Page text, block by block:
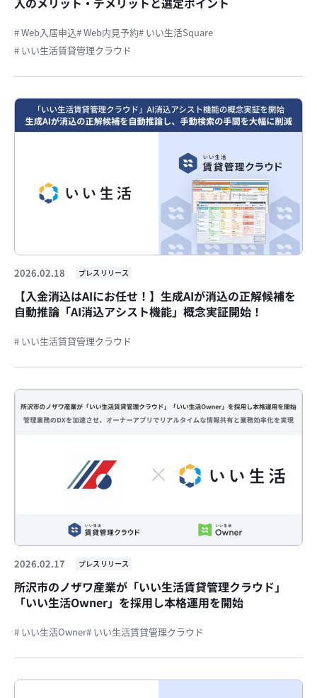
# Web入居申込# Web内見予約# いい生活Square
# いい生活賃貸管理クラウド
2026.02.18 プレスリリース
【入金消込はAIにお任せ！】生成AIが消込の正解候補を
自動推論「AI消込アシスト機能」概念実証開始！
# いい生活賃貸管理クラウド
2026.02.17 プレスリリース
所沢市のノザワ産業が「いい生活賃貸管理クラウド」
「いい生活Owner」を採用し本格運用を開始
# いい生活Owner# いい生活賃貸管理クラウド